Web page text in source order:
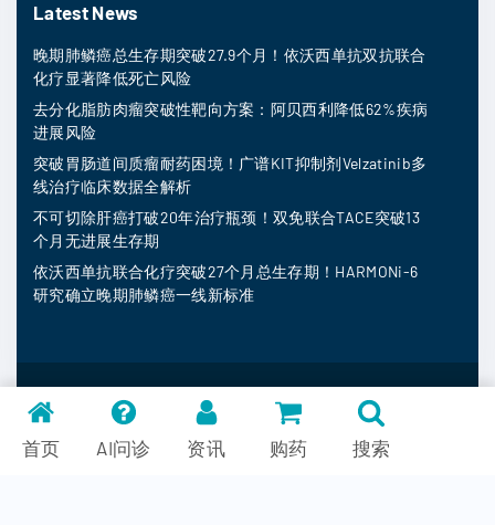
Latest News
晚期肺鳞癌总生存期突破27.9个月！依沃西单抗双抗联合
化疗显著降低死亡风险
去分化脂肪肉瘤突破性靶向方案：阿贝西利降低62%疾病
进展风险
突破胃肠道间质瘤耐药困境！广谱KIT抑制剂Velzatinib多
线治疗临床数据全解析
不可切除肝癌打破20年治疗瓶颈！双免联合TACE突破13
个月无进展生存期
依沃西单抗联合化疗突破27个月总生存期！HARMONi-6
研究确立晚期肺鳞癌一线新标准
MedFind © 2026
首页 AI问诊 资讯 购药 搜索